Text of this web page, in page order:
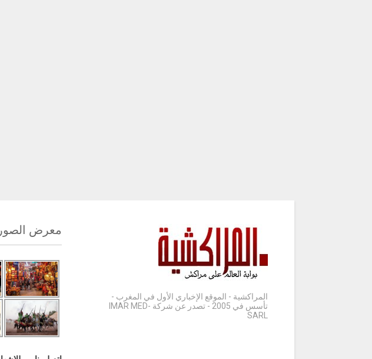
المراكشية - الموقع الإخباري الأول في المغرب -
تأسس في 2005 - تصدر عن شركة IMAR MED-
SARL
معرض الصور